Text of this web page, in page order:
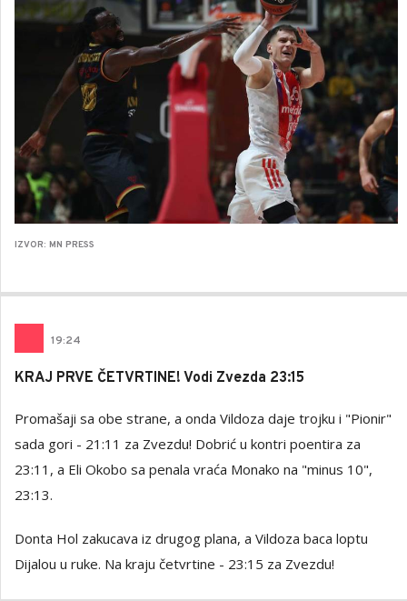
IZVOR: MN PRESS
19:24
KRAJ PRVE ČETVRTINE! Vodi Zvezda 23:15
Promašaji sa obe strane, a onda Vildoza daje trojku i "Pionir"
sada gori - 21:11 za Zvezdu! Dobrić u kontri poentira za
23:11, a Eli Okobo sa penala vraća Monako na "minus 10",
23:13.
Donta Hol zakucava iz drugog plana, a Vildoza baca loptu
Dijalou u ruke. Na kraju četvrtine - 23:15 za Zvezdu!